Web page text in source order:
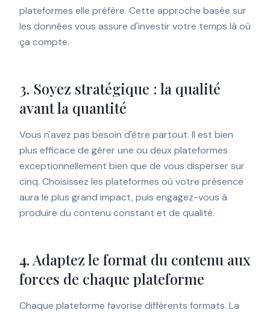
plateformes elle préfère. Cette approche basée sur
les données vous assure d'investir votre temps là où
ça compte.
3. Soyez stratégique : la qualité
avant la quantité
Vous n'avez pas besoin d'être partout. Il est bien
plus efficace de gérer une ou deux plateformes
exceptionnellement bien que de vous disperser sur
cinq. Choisissez les plateformes où votre présence
aura le plus grand impact, puis engagez-vous à
produire du contenu constant et de qualité.
4. Adaptez le format du contenu aux
forces de chaque plateforme
Chaque plateforme favorise différents formats. La